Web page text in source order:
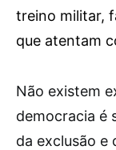
treino militar,
que atentam
Não existem
democracia é
da exclusão e